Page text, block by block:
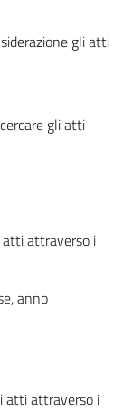
gli atti
gli atti
atti attraverso i
anno
atti attraverso i